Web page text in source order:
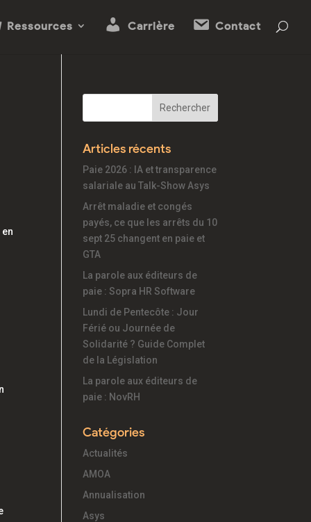
Ressources Carrière Contact
Articles récents
Paie 2026 : IA et transparence
salariale au Talk-Show Asys
Arrêt maladie et congés
payés, ce que les arrêts du 10
sept 25 changent en paie et
GTA
La parole aux éditeurs de
paie : Sopra HR Software
Lundi de Pentecôte : Jour
Férié ou Journée de
Solidarité ? Guide Complet
de la Législation
La parole aux éditeurs de
paie : NovRH
Catégories
Actualités
AMOA
Annualisation
Asys